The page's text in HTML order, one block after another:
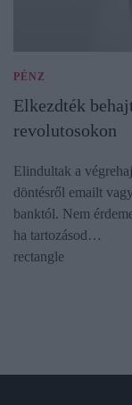
PÉNZ
Elkezdték
revolutosokon
Elindultak a
döntésről emailt
banktól. Nem
ha tartozásod…
rectangle